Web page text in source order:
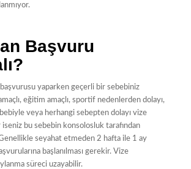
Başvuru
yaparken geçerli bir sebebiniz
eğitim amaçlı, sportif nedenlerden dolayı,
veya herhangi sebepten dolayı vize
iseniz bu sebebin konsolosluk tarafından
seyahat etmeden 2 hafta ile 1 ay
başlanılması gerekir. Vize
süreci uzayabilir.